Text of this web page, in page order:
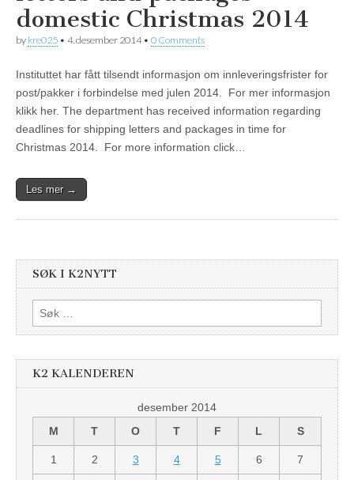
domestic Christmas 2014
by kre025 • 4. desember 2014• 0 Comments
Instituttet har fått tilsendt informasjon om innleveringsfrister for
post/pakker i forbindelse med julen 2014. For mer informasjon
klikk her. The department has received information regarding
deadlines for shipping letters and packages in time for
Christmas 2014. For more information click…
Les mer →
SØK I K2NYTT
Søk
etter:
K2 KALENDEREN
desember 2014
M
T O T F L S
1 2 3 4 5 6 7